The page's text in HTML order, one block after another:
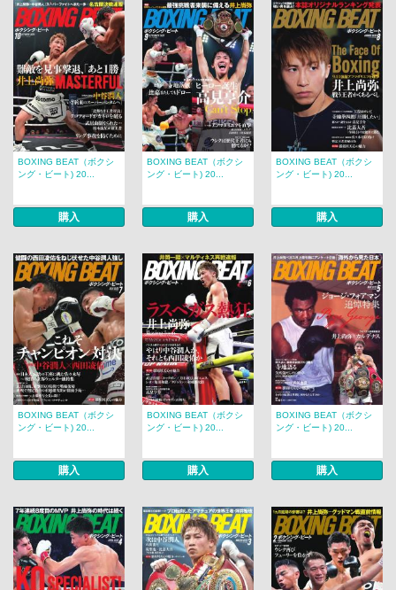
BOXING BEAT（ボクシ
ング・ビート) 20...
購入
BOXING BEAT（ボクシ
ング・ビート) 20...
購入
BOXING BEAT（ボクシ
ング・ビート) 20...
購入
BOXING BEAT（ボクシ
ング・ビート) 20...
購入
BOXING BEAT（ボクシ
ング・ビート) 20...
購入
BOXING BEAT（ボクシ
ング・ビート) 20...
購入